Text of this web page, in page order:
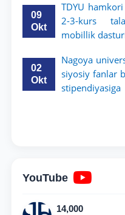
09
Okt
TDYU
2-3-kurs
mobillik
02
Okt
Nagoya
siyosiy fanlar
YouTube
14,000